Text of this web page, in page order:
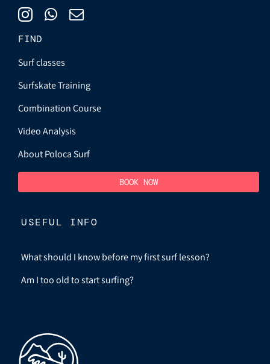
FIND
Surf classes
Surfskate Training
Combination Course
Video Analysis
About Poloca Surf
BOOK NOW
USEFUL INFO
What should I know before my first surf lesson?
Am I too old to start surfing?